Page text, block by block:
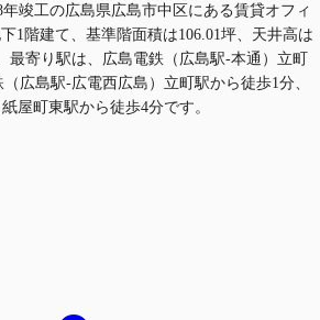
竣工の広島県広島市中区にある賃貸オフィ
1階建て、基準階面積は106.01坪、天井高は
最寄り駅は、広島電鉄（広島駅-本通）立町
広島駅-広電西広島）立町駅から徒歩1分、
屋町東駅から徒歩4分です。